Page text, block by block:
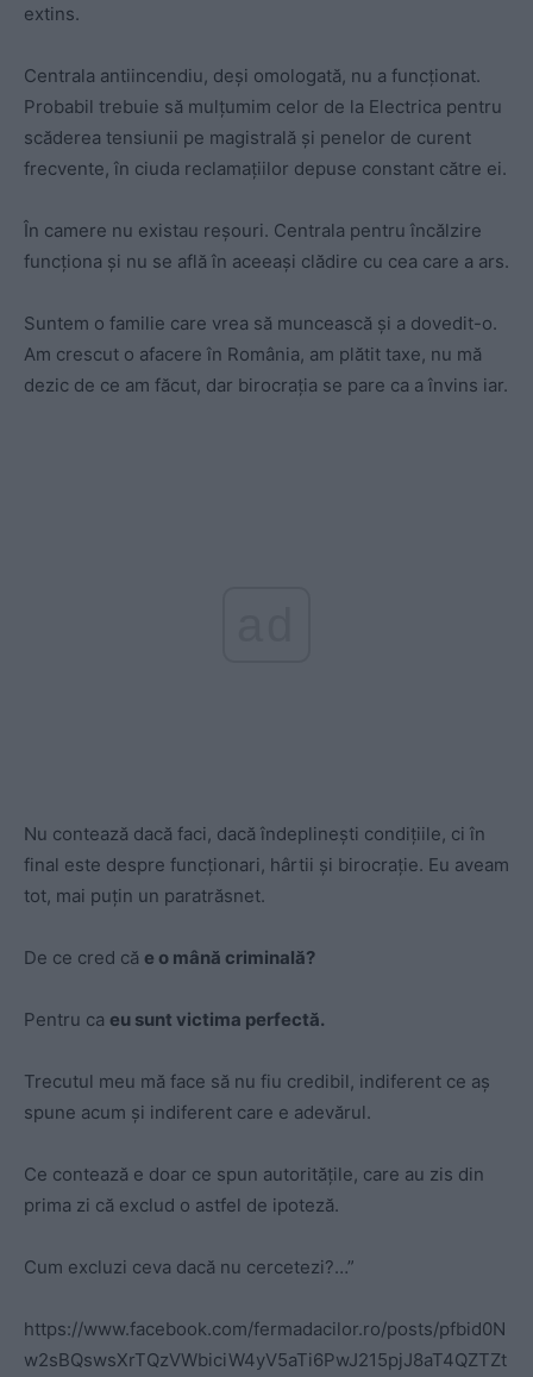
extins.
Centrala antiincendiu, deși omologată, nu a funcționat.
Probabil trebuie să mulțumim celor de la Electrica pentru
scăderea tensiunii pe magistrală și penelor de curent
frecvente, în ciuda reclamațiilor depuse constant către ei.
În camere nu existau reșouri. Centrala pentru încălzire
funcționa și nu se află în aceeași clădire cu cea care a ars.
Suntem o familie care vrea să muncească și a dovedit-o.
Am crescut o afacere în România, am plătit taxe, nu mă
dezic de ce am făcut, dar birocrația se pare ca a învins iar.
Nu contează dacă faci, dacă îndeplinești condițiile, ci în
final este despre funcționari, hârtii și birocrație. Eu aveam
tot, mai puțin un paratrăsnet.
De ce cred că e o mână criminală?
Pentru ca eu sunt victima perfectă.
Trecutul meu mă face să nu fiu credibil, indiferent ce aș
spune acum și indiferent care e adevărul.
Ce contează e doar ce spun autoritățile, care au zis din
prima zi că exclud o astfel de ipoteză.
Cum excluzi ceva dacă nu cercetezi?…”
https://www.facebook.com/fermadacilor.ro/posts/pfbid0N
w2sBQswsXrTQzVWbiciW4yV5aTi6PwJ215pjJ8aT4QZTZt